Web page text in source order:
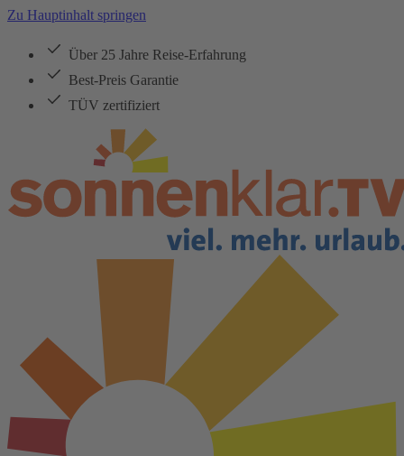
Zu Hauptinhalt springen
Über 25 Jahre Reise-Erfahrung
Best-Preis Garantie
TÜV zertifiziert